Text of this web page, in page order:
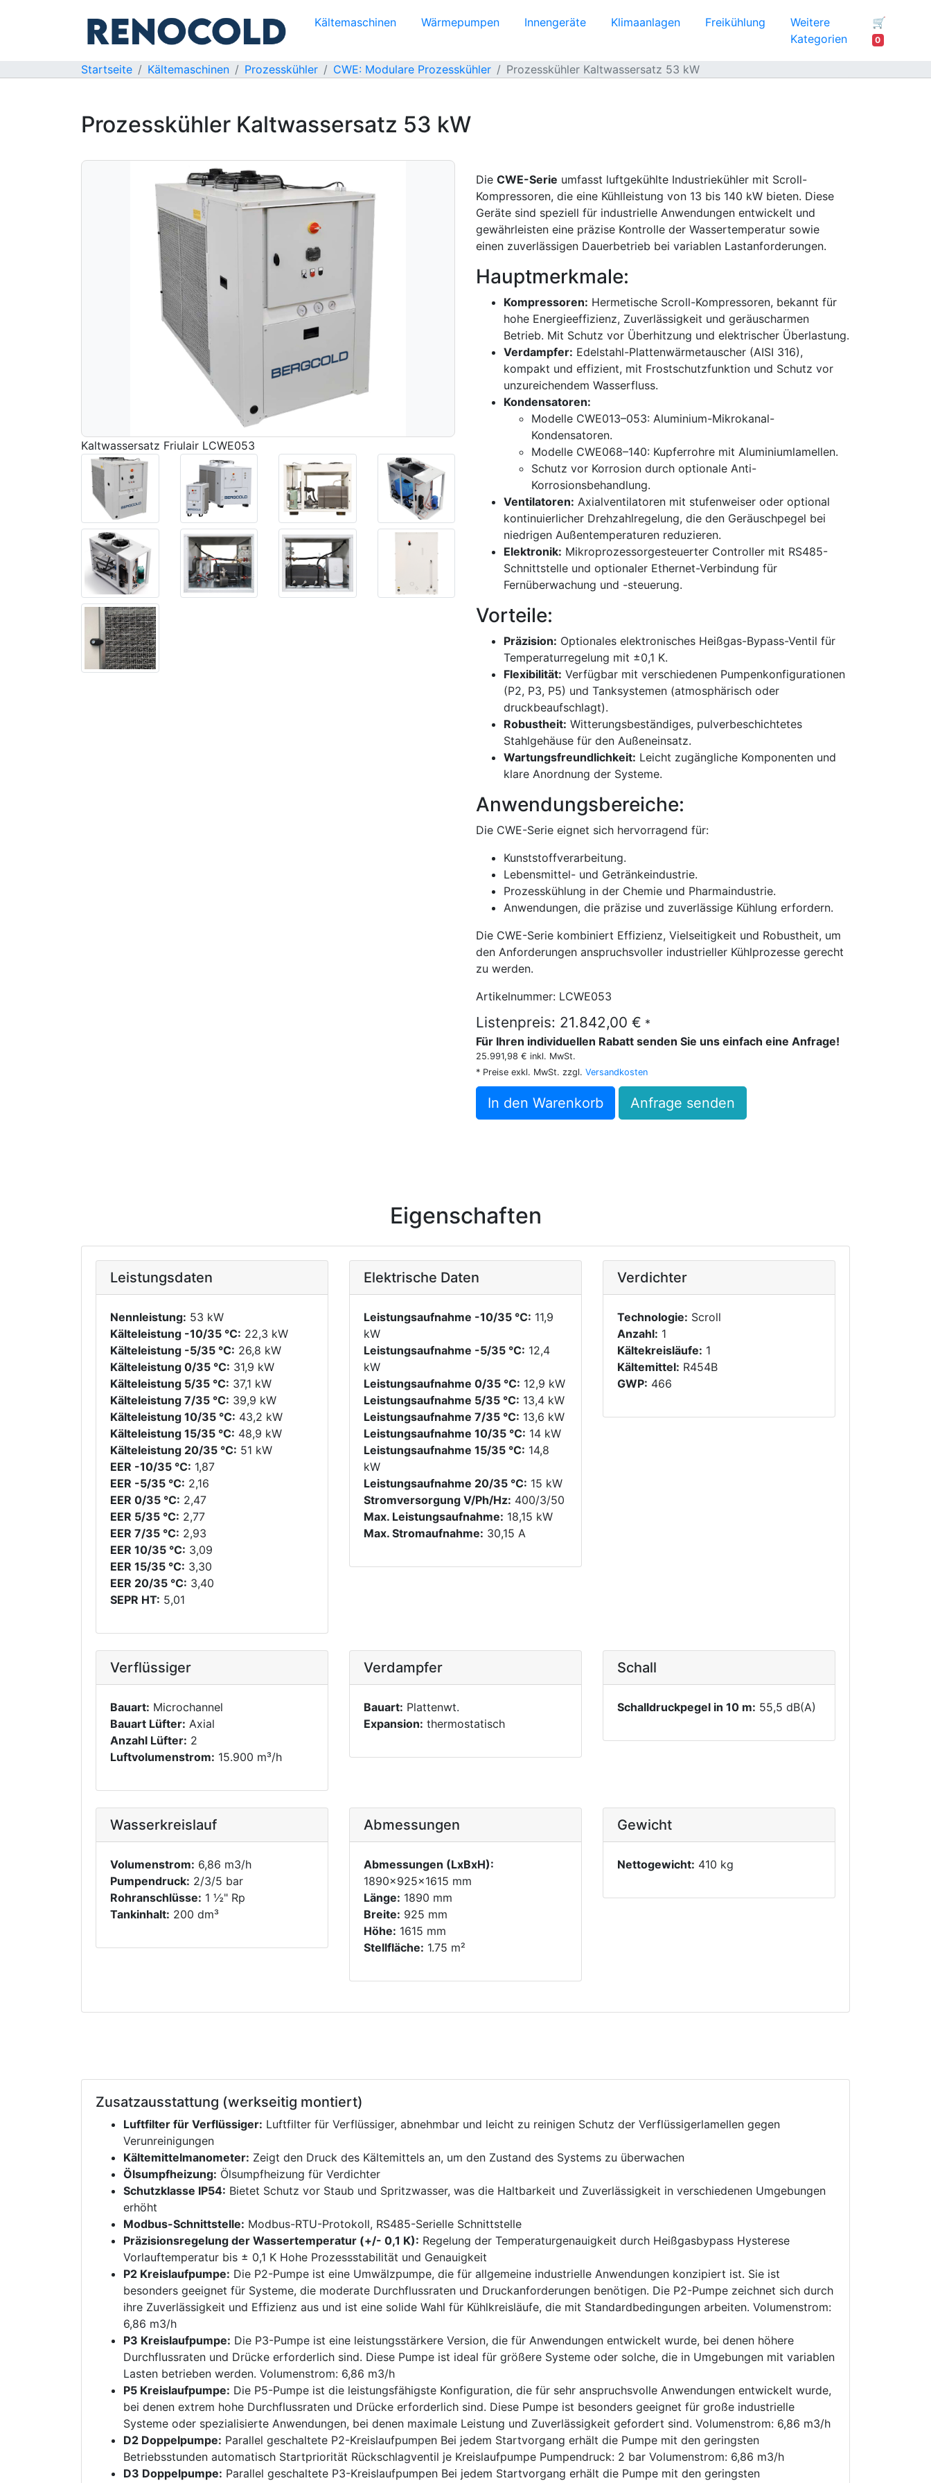
Kältemaschinen Wärmepumpen Innengeräte Klimaanlagen Freikühlung
Weitere
Kategorien
🛒
0
Startseite Kältemaschinen Prozesskühler CWE: Modulare Prozesskühler Prozesskühler Kaltwassersatz 53 kW
Prozesskühler Kaltwassersatz 53 kW
Kaltwassersatz Friulair LCWE053
Die CWE-Serie umfasst luftgekühlte Industriekühler mit Scroll-
Kompressoren, die eine Kühlleistung von 13 bis 140 kW bieten. Diese
Geräte sind speziell für industrielle Anwendungen entwickelt und
gewährleisten eine präzise Kontrolle der Wassertemperatur sowie
einen zuverlässigen Dauerbetrieb bei variablen Lastanforderungen.
Hauptmerkmale:
Kompressoren: Hermetische Scroll-Kompressoren, bekannt für
hohe Energieeffizienz, Zuverlässigkeit und geräuscharmen
Betrieb. Mit Schutz vor Überhitzung und elektrischer Überlastung.
Verdampfer: Edelstahl-Plattenwärmetauscher (AISI 316),
kompakt und effizient, mit Frostschutzfunktion und Schutz vor
unzureichendem Wasserfluss.
Kondensatoren:
Modelle CWE013–053: Aluminium-Mikrokanal-
Kondensatoren.
Modelle CWE068–140: Kupferrohre mit Aluminiumlamellen.
Schutz vor Korrosion durch optionale Anti-
Korrosionsbehandlung.
Ventilatoren: Axialventilatoren mit stufenweiser oder optional
kontinuierlicher Drehzahlregelung, die den Geräuschpegel bei
niedrigen Außentemperaturen reduzieren.
Elektronik: Mikroprozessorgesteuerter Controller mit RS485-
Schnittstelle und optionaler Ethernet-Verbindung für
Fernüberwachung und -steuerung.
Vorteile:
Präzision: Optionales elektronisches Heißgas-Bypass-Ventil für
Temperaturregelung mit ±0,1 K.
Flexibilität: Verfügbar mit verschiedenen Pumpenkonfigurationen
(P2, P3, P5) und Tanksystemen (atmosphärisch oder
druckbeaufschlagt).
Robustheit: Witterungsbeständiges, pulverbeschichtetes
Stahlgehäuse für den Außeneinsatz.
Wartungsfreundlichkeit: Leicht zugängliche Komponenten und
klare Anordnung der Systeme.
Anwendungsbereiche:
Die CWE-Serie eignet sich hervorragend für:
Kunststoffverarbeitung.
Lebensmittel- und Getränkeindustrie.
Prozesskühlung in der Chemie und Pharmaindustrie.
Anwendungen, die präzise und zuverlässige Kühlung erfordern.
Die CWE-Serie kombiniert Effizienz, Vielseitigkeit und Robustheit, um
den Anforderungen anspruchsvoller industrieller Kühlprozesse gerecht
zu werden.
Artikelnummer: LCWE053
Listenpreis: 21.842,00 € *
Für Ihren individuellen Rabatt senden Sie uns einfach eine Anfrage!
25.991,98 € inkl. MwSt.
* Preise exkl. MwSt. zzgl. Versandkosten
In den Warenkorb Anfrage senden
Eigenschaften
Leistungsdaten
Nennleistung: 53 kW
Kälteleistung -10/35 °C: 22,3 kW
Kälteleistung -5/35 °C: 26,8 kW
Kälteleistung 0/35 °C: 31,9 kW
Kälteleistung 5/35 °C: 37,1 kW
Kälteleistung 7/35 °C: 39,9 kW
Kälteleistung 10/35 °C: 43,2 kW
Kälteleistung 15/35 °C: 48,9 kW
Kälteleistung 20/35 °C: 51 kW
EER -10/35 °C: 1,87
EER -5/35 °C: 2,16
EER 0/35 °C: 2,47
EER 5/35 °C: 2,77
EER 7/35 °C: 2,93
EER 10/35 °C: 3,09
EER 15/35 °C: 3,30
EER 20/35 °C: 3,40
SEPR HT: 5,01
Elektrische Daten
Leistungsaufnahme -10/35 °C: 11,9
kW
Leistungsaufnahme -5/35 °C: 12,4
kW
Leistungsaufnahme 0/35 °C: 12,9 kW
Leistungsaufnahme 5/35 °C: 13,4 kW
Leistungsaufnahme 7/35 °C: 13,6 kW
Leistungsaufnahme 10/35 °C: 14 kW
Leistungsaufnahme 15/35 °C: 14,8
kW
Leistungsaufnahme 20/35 °C: 15 kW
Stromversorgung V/Ph/Hz: 400/3/50
Max. Leistungsaufnahme: 18,15 kW
Max. Stromaufnahme: 30,15 A
Verdichter
Technologie: Scroll
Anzahl: 1
Kältekreisläufe: 1
Kältemittel: R454B
GWP: 466
Verflüssiger
Bauart: Microchannel
Bauart Lüfter: Axial
Anzahl Lüfter: 2
Luftvolumenstrom: 15.900 m³/h
Verdampfer
Bauart: Plattenwt.
Expansion: thermostatisch
Schall
Schalldruckpegel in 10 m: 55,5 dB(A)
Wasserkreislauf
Volumenstrom: 6,86 m3/h
Pumpendruck: 2/3/5 bar
Rohranschlüsse: 1 ½" Rp
Tankinhalt: 200 dm³
Abmessungen
Abmessungen (LxBxH):
1890x925x1615 mm
Länge: 1890 mm
Breite: 925 mm
Höhe: 1615 mm
Stellfläche: 1.75 m²
Gewicht
Nettogewicht: 410 kg
Zusatzausstattung (werkseitig montiert)
Luftfilter für Verflüssiger: Luftfilter für Verflüssiger, abnehmbar und leicht zu reinigen Schutz der Verflüssigerlamellen gegen
Verunreinigungen
Kältemittelmanometer: Zeigt den Druck des Kältemittels an, um den Zustand des Systems zu überwachen
Ölsumpfheizung: Ölsumpfheizung für Verdichter
Schutzklasse IP54: Bietet Schutz vor Staub und Spritzwasser, was die Haltbarkeit und Zuverlässigkeit in verschiedenen Umgebungen
erhöht
Modbus-Schnittstelle: Modbus-RTU-Protokoll, RS485-Serielle Schnittstelle
Präzisionsregelung der Wassertemperatur (+/- 0,1 K): Regelung der Temperaturgenauigkeit durch Heißgasbypass Hysterese
Vorlauftemperatur bis ± 0,1 K Hohe Prozessstabilität und Genauigkeit
P2 Kreislaufpumpe: Die P2-Pumpe ist eine Umwälzpumpe, die für allgemeine industrielle Anwendungen konzipiert ist. Sie ist
besonders geeignet für Systeme, die moderate Durchflussraten und Druckanforderungen benötigen. Die P2-Pumpe zeichnet sich durch
ihre Zuverlässigkeit und Effizienz aus und ist eine solide Wahl für Kühlkreisläufe, die mit Standardbedingungen arbeiten. Volumenstrom:
6,86 m3/h
P3 Kreislaufpumpe: Die P3-Pumpe ist eine leistungsstärkere Version, die für Anwendungen entwickelt wurde, bei denen höhere
Durchflussraten und Drücke erforderlich sind. Diese Pumpe ist ideal für größere Systeme oder solche, die in Umgebungen mit variablen
Lasten betrieben werden. Volumenstrom: 6,86 m3/h
P5 Kreislaufpumpe: Die P5-Pumpe ist die leistungsfähigste Konfiguration, die für sehr anspruchsvolle Anwendungen entwickelt wurde,
bei denen extrem hohe Durchflussraten und Drücke erforderlich sind. Diese Pumpe ist besonders geeignet für große industrielle
Systeme oder spezialisierte Anwendungen, bei denen maximale Leistung und Zuverlässigkeit gefordert sind. Volumenstrom: 6,86 m3/h
D2 Doppelpumpe: Parallel geschaltete P2-Kreislaufpumpen Bei jedem Startvorgang erhält die Pumpe mit den geringsten
Betriebsstunden automatisch Startpriorität Rückschlagventil je Kreislaufpumpe Pumpendruck: 2 bar Volumenstrom: 6,86 m3/h
D3 Doppelpumpe: Parallel geschaltete P3-Kreislaufpumpen Bei jedem Startvorgang erhält die Pumpe mit den geringsten